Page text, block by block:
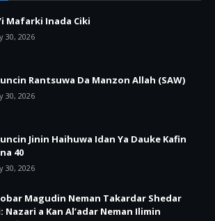
Mafarki Inada Ciki
30, 2026
Rantsuwa Da Manzon Allah (SAW)
30, 2026
Jinin Haihuwa Idan Ya Dauke Kafin
40
30, 2026
Magudin Neman Takardar Shedar
Nazari a Kan Al’adar Neman Ilimin